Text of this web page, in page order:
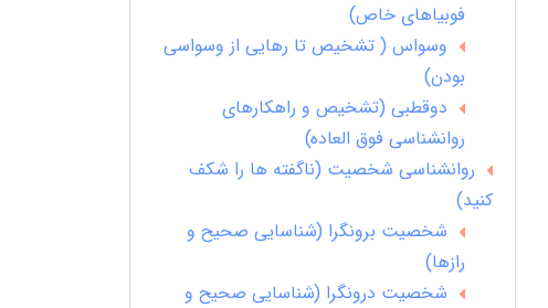
فوبیاهای خاص)
وسواس ( تشخیص تا رهایی از وسواسی
بودن)
دوقطبی (تشخیص و راهکارهای
روانشناسی فوق العاده)
روانشناسی شخصیت (ناگفته ها را شکف
کنید)
شخصیت برونگرا (شناسایی صحیح و
رازها)
شخصیت درونگرا (شناسایی صحیح و